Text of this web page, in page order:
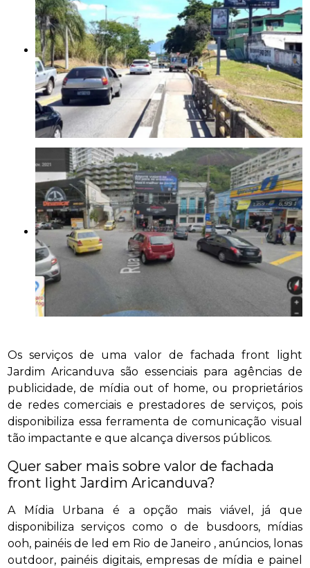
Os serviços de uma valor de fachada front light
Jardim Aricanduva são essenciais para agências de
publicidade, de mídia out of home, ou proprietários
de redes comerciais e prestadores de serviços, pois
disponibiliza essa ferramenta de comunicação visual
tão impactante e que alcança diversos públicos.
Quer saber mais sobre valor de fachada
front light Jardim Aricanduva?
A Mídia Urbana é a opção mais viável, já que
disponibiliza serviços como o de busdoors, mídias
ooh, painéis de led em Rio de Janeiro , anúncios, lonas
outdoor, painéis digitais, empresas de mídia e painel